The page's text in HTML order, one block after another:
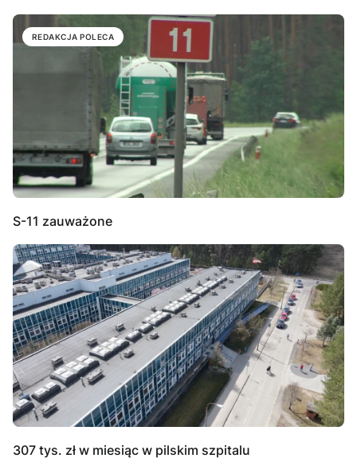
REDAKCJA POLECA
S-11 zauważone
307 tys. zł w miesiąc w pilskim szpitalu